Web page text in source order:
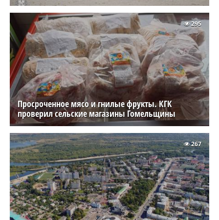
Просроченное мясо и гнилые фрукты. КГК
проверил сельские магазины Гомельщины
295
267